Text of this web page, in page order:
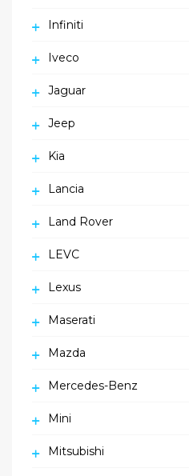
Infiniti
Iveco
Jaguar
Jeep
Kia
Lancia
Land Rover
LEVC
Lexus
Maserati
Mazda
Mercedes-Benz
Mini
Mitsubishi